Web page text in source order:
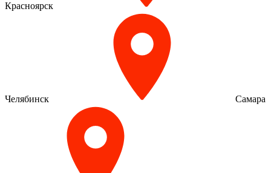
Красноярск
Челябинск Самара